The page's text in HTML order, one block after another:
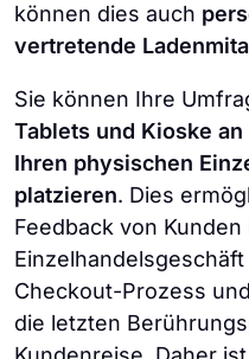
können dies auch
vertretende
Sie können Ihre
Tablets und Kioske
Ihren physischen
platzieren. Dies
Feedback von Kunden
Checkout-Prozess
die letzten